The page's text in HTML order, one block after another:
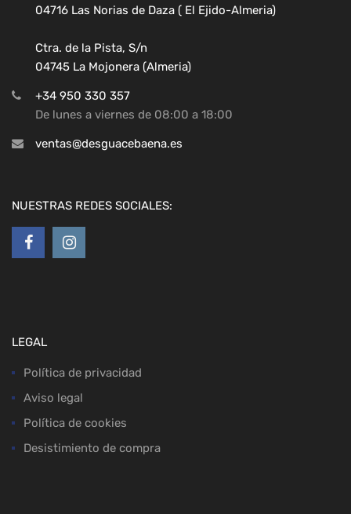
04716 Las Norias de Daza ( El Ejido-Almeria)
Ctra. de la Pista, S/n
04745 La Mojonera (Almeria)
+34 950 330 357
De lunes a viernes de 08:00 a 18:00
ventas@desguacebaena.es
NUESTRAS REDES SOCIALES:
LEGAL
Política de privacidad
Aviso legal
Política de cookies
Desistimiento de compra